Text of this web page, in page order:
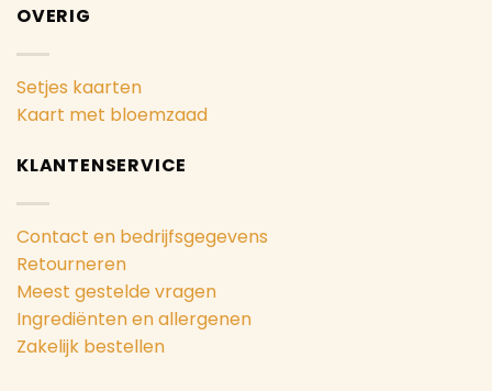
OVERIG
Setjes kaarten
Kaart met bloemzaad
KLANTENSERVICE
Contact en bedrijfsgegevens
Retourneren
Meest gestelde vragen
Ingrediënten en allergenen
Zakelijk bestellen